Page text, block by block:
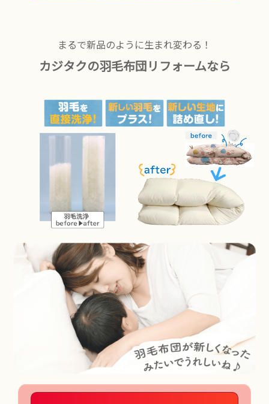
まるで新品のように生まれ変わる！
カジタクの羽毛布団リフォームなら